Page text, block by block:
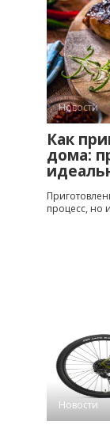
Новости
Как
дома:
процесс, но
Новости